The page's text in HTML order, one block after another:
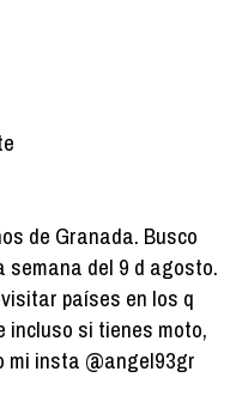
de Granada. Busco
semana del 9 d agosto.
países en los q
incluso si tienes moto,
mi insta @angel93gr